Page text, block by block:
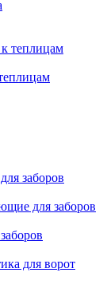
теплицам
заборов
для заборов
для ворот